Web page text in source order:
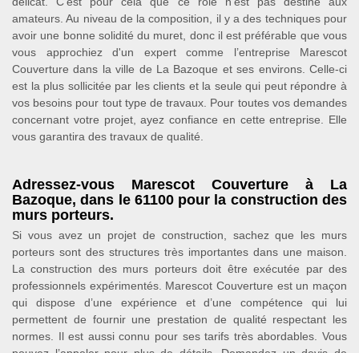
amateurs. Au niveau de la composition, il y a des techniques pour
avoir une bonne solidité du muret, donc il est préférable que vous
vous approchiez d'un expert comme l’entreprise Marescot
Couverture dans la ville de La Bazoque et ses environs. Celle-ci
est la plus sollicitée par les clients et la seule qui peut répondre à
vos besoins pour tout type de travaux. Pour toutes vos demandes
concernant votre projet, ayez confiance en cette entreprise. Elle
vous garantira des travaux de qualité.
Adressez-vous Marescot Couverture à La
Bazoque, dans le 61100 pour la construction des
murs porteurs.
Si vous avez un projet de construction, sachez que les murs
porteurs sont des structures très importantes dans une maison.
La construction des murs porteurs doit être exécutée par des
professionnels expérimentés. Marescot Couverture est un maçon
qui dispose d’une expérience et d’une compétence qui lui
permettent de fournir une prestation de qualité respectant les
normes. Il est aussi connu pour ses tarifs très abordables. Vous